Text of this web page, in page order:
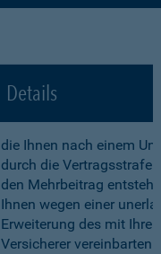
Details
die Ihnen nach einem
durch die Vertragsstrafe
den Mehrbeitrag
Ihnen wegen einer
Erweiterung des mit
Versicherer vereinbarten